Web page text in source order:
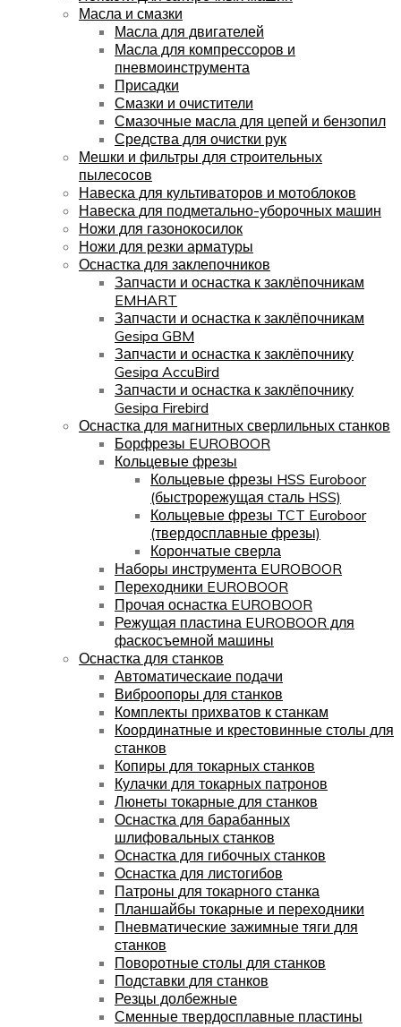
Масла и смазки
Масла для двигателей
Масла для компрессоров и
пневмоинструмента
Присадки
Смазки и очистители
Смазочные масла для цепей и бензопил
Средства для очистки рук
Мешки и фильтры для строительных
пылесосов
Навеска для культиваторов и мотоблоков
Навеска для подметально-уборочных машин
Ножи для газонокосилок
Ножи для резки арматуры
Оснастка для заклепочников
Запчасти и оснастка к заклёпочникам
EMHART
Запчасти и оснастка к заклёпочникам
Gesipa GBM
Запчасти и оснастка к заклёпочнику
Gesipa AccuBird
Запчасти и оснастка к заклёпочнику
Gesipa Firebird
Оснастка для магнитных сверлильных станков
Борфрезы EUROBOOR
Кольцевые фрезы
Кольцевые фрезы HSS Euroboor
(быстрорежущая сталь HSS)
Кольцевые фрезы TCT Euroboor
(твердосплавные фрезы)
Корончатые сверла
Наборы инструмента EUROBOOR
Переходники EUROBOOR
Прочая оснастка EUROBOOR
Режущая пластина EUROBOOR для
фаскосъемной машины
Оснастка для станков
Автоматическаие подачи
Виброопоры для станков
Комплекты прихватов к станкам
Координатные и крестовинные столы для
станков
Копиры для токарных станков
Кулачки для токарных патронов
Люнеты токарные для станков
Оснастка для барабанных
шлифовальных станков
Оснастка для гибочных станков
Оснастка для листогибов
Патроны для токарного станка
Планшайбы токарные и переходники
Пневматические зажимные тяги для
станков
Поворотные столы для станков
Подставки для станков
Резцы долбежные
Сменные твердосплавные пластины